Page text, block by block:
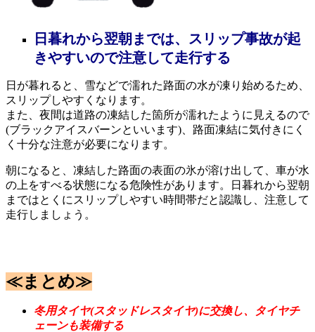
日暮れから翌朝までは、スリップ事故が起
きやすいので注意して走行する
日が暮れると、雪などで濡れた路面の水が凍り始めるため、
スリップしやすくなります。
また、夜間は道路の凍結した箇所が濡れたように見えるので
(ブラックアイスバーンといいます)、路面凍結に気付きにく
く十分な注意が必要になります。
朝になると、凍結した路面の表面の氷が溶け出して、車が水
の上をすべる状態になる危険性があります。日暮れから翌朝
まではとくにスリップしやすい時間帯だと認識し、注意して
走行しましょう。
≪まとめ≫
冬用タイヤ(スタッドレスタイヤ)に交換し、タイヤチ
ェーンも装備する